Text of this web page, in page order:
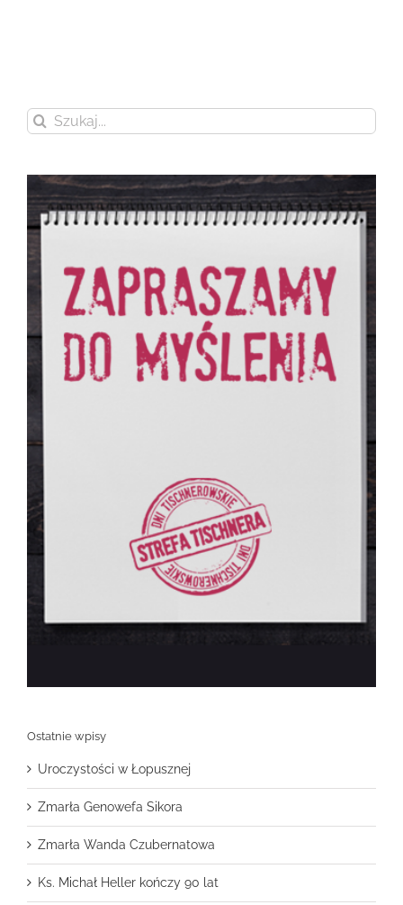
Szukaj
Ostatnie wpisy
Uroczystości w Łopusznej
Zmarła Genowefa Sikora
Zmarła Wanda Czubernatowa
Ks. Michał Heller kończy 90 lat